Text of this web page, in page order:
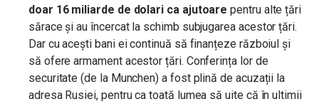
doar 16 miliarde de dolari ca ajutoare pentru alte țări
sărace și au încercat la schimb subjugarea acestor țări.
Dar cu acești bani ei continuă să finanțeze războiul și
să ofere armament acestor țări. Conferința lor de
securitate (de la Munchen) a fost plină de acuzații la
adresa Rusiei, pentru ca toată lumea să uite că în ultimii